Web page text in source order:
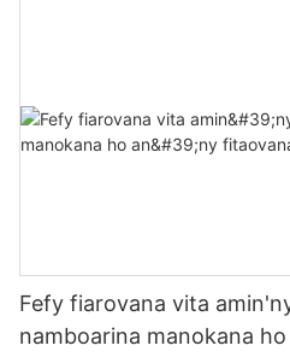
Fefy fiarovana vita
namboarina manokana